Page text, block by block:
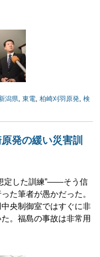
潟県, 東電, 柏崎刈羽原発, 検
発の緩い災害訓
定した訓練”――そう信
た筆者が愚かだった。
央制御室ではすぐに非
。福島の事故は非常用